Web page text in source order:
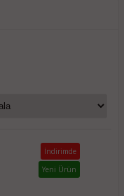
İndirimde
Yeni Ürün